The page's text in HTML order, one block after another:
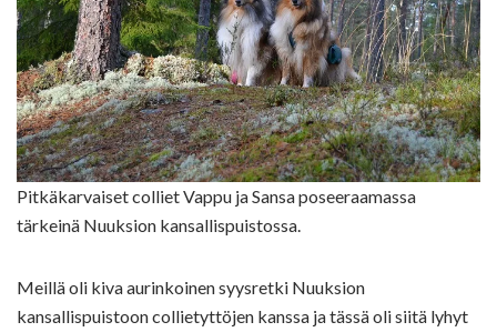
Pitkäkarvaiset colliet Vappu ja Sansa poseeraamassa
tärkeinä Nuuksion kansallispuistossa.
Meillä oli kiva aurinkoinen syysretki Nuuksion
kansallispuistoon collietyttöjen kanssa ja tässä oli siitä lyhyt